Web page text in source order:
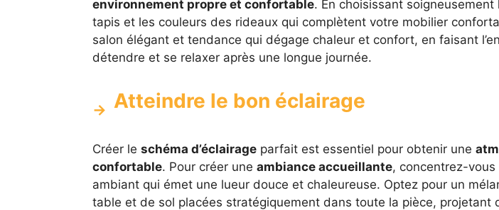
environnement propre et confortable. En choisissant
tapis et les couleurs des rideaux qui complètent votre mobilier
salon élégant et tendance qui dégage chaleur et confort, en faisant
détendre et se relaxer après une longue journée.
Atteindre le bon éclairage
Créer le schéma d’éclairageparfait est essentiel pour obtenir une
confortable. Pour créer une ambiance accueillante, concentrez-vous
ambiant qui émet une lueur douce et chaleureuse. Optez pour un
table et de sol placées stratégiquement dans toute la pièce, projetant